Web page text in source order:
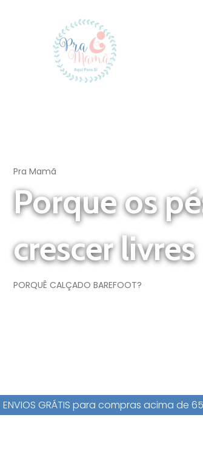
Pra Mamã
Porque os
crescer livres
PORQUÊ CALÇADO BAREFOOT?
ENVIOS GRÁTIS para compras acima de